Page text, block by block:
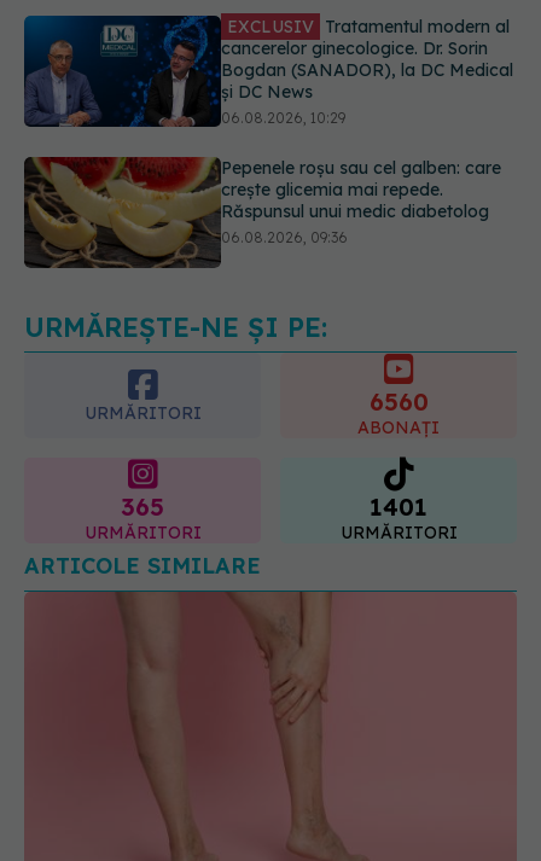
și DC News
06.08.2026, 10:29
Pepenele roșu sau cel galben: care
crește glicemia mai repede.
Răspunsul unui medic diabetolog
06.08.2026, 09:36
EXCLUSIV Cum schimbă
Inteligența Artificială relația dintre
URMĂREȘTE-NE ȘI PE:
URMĂRITORI 6560
ABONAȚI
365
URMĂRITORI
1401
URMĂRITORI
ARTICOLE SIMILARE